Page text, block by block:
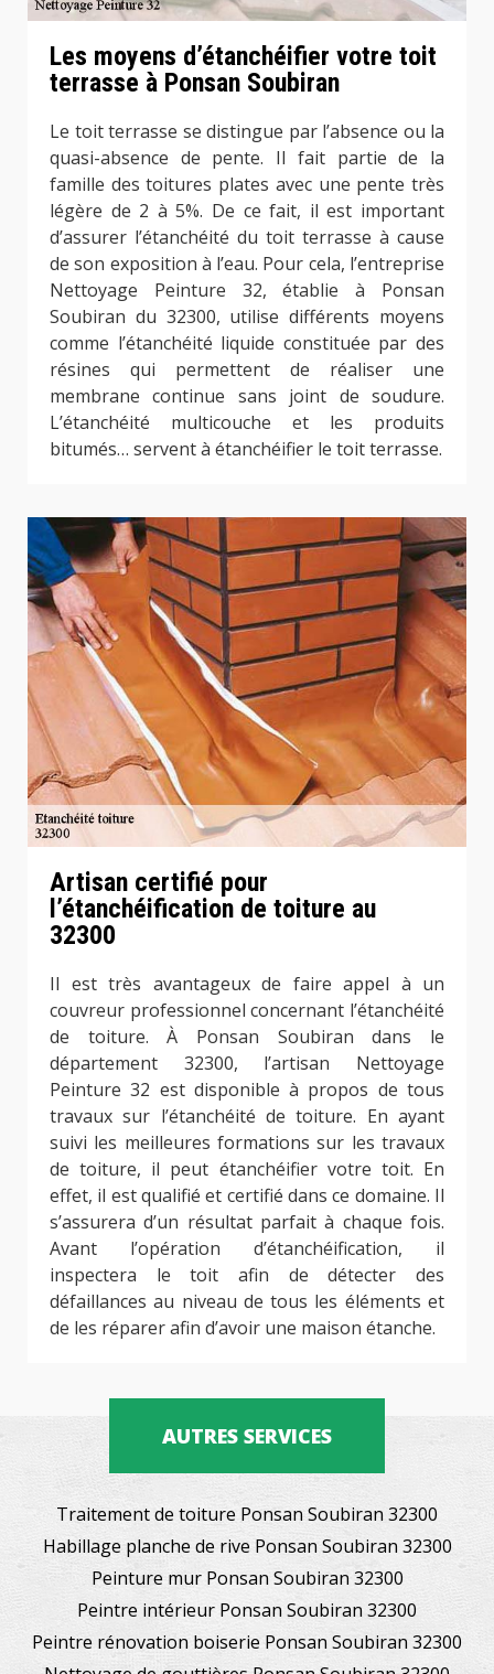
Les moyens d’étanchéifier votre toit
terrasse à Ponsan Soubiran
Le toit terrasse se distingue par l’absence ou la
quasi-absence de pente. Il fait partie de la
famille des toitures plates avec une pente très
légère de 2 à 5%. De ce fait, il est important
d’assurer l’étanchéité du toit terrasse à cause
de son exposition à l’eau. Pour cela, l’entreprise
Nettoyage Peinture 32, établie à Ponsan
Soubiran du 32300, utilise différents moyens
comme l’étanchéité liquide constituée par des
résines qui permettent de réaliser une
membrane continue sans joint de soudure.
L’étanchéité multicouche et les produits
bitumés… servent à étanchéifier le toit terrasse.
Artisan certifié pour
l’étanchéification de toiture au
32300
Il est très avantageux de faire appel à un
couvreur professionnel concernant l’étanchéité
de toiture. À Ponsan Soubiran dans le
département 32300, l’artisan Nettoyage
Peinture 32 est disponible à propos de tous
travaux sur l’étanchéité de toiture. En ayant
suivi les meilleures formations sur les travaux
de toiture, il peut étanchéifier votre toit. En
effet, il est qualifié et certifié dans ce domaine. Il
s’assurera d’un résultat parfait à chaque fois.
Avant l’opération d’étanchéification, il
inspectera le toit afin de détecter des
défaillances au niveau de tous les éléments et
de les réparer afin d’avoir une maison étanche.
AUTRES SERVICES
Traitement de toiture Ponsan Soubiran 32300
Habillage planche de rive Ponsan Soubiran 32300
Peinture mur Ponsan Soubiran 32300
Peintre intérieur Ponsan Soubiran 32300
Peintre rénovation boiserie Ponsan Soubiran 32300